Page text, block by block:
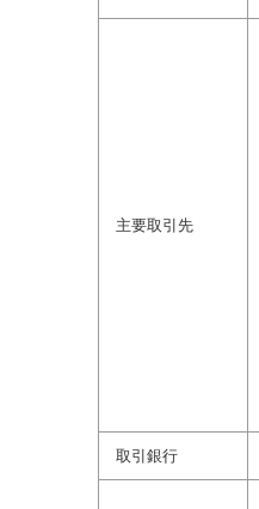
主要取引先
取引銀行